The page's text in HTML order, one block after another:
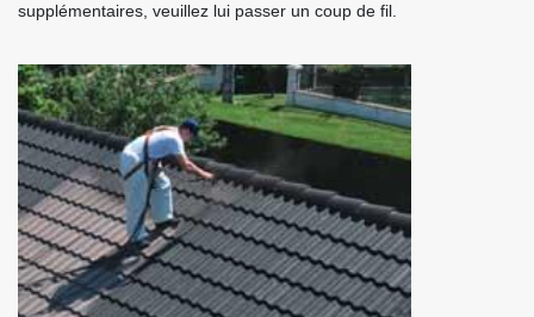
supplémentaires, veuillez lui passer un coup de fil.